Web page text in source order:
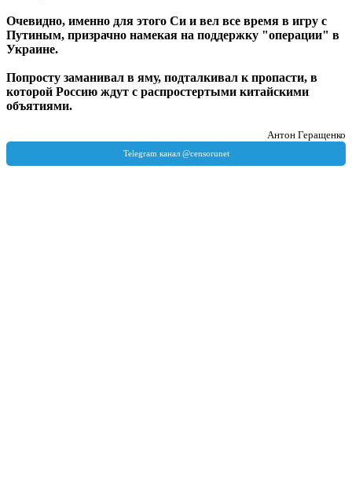
Очевидно, именно для этого Си и вел все время в игру с
Путиным, призрачно намекая на поддержку "операции" в
Украине.
Попросту заманивал в яму, подталкивал к пропасти, в
которой Россию ждут с распростертыми китайскими
объятиями.
Антон Геращенко